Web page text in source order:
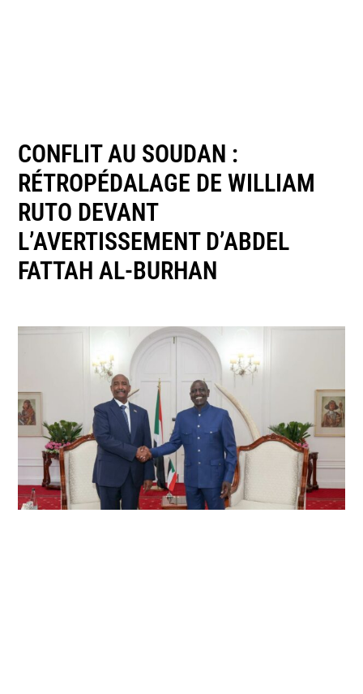
CONFLIT AU SOUDAN :
RÉTROPÉDALAGE DE WILLIAM
RUTO DEVANT
L’AVERTISSEMENT D’ABDEL
FATTAH AL-BURHAN